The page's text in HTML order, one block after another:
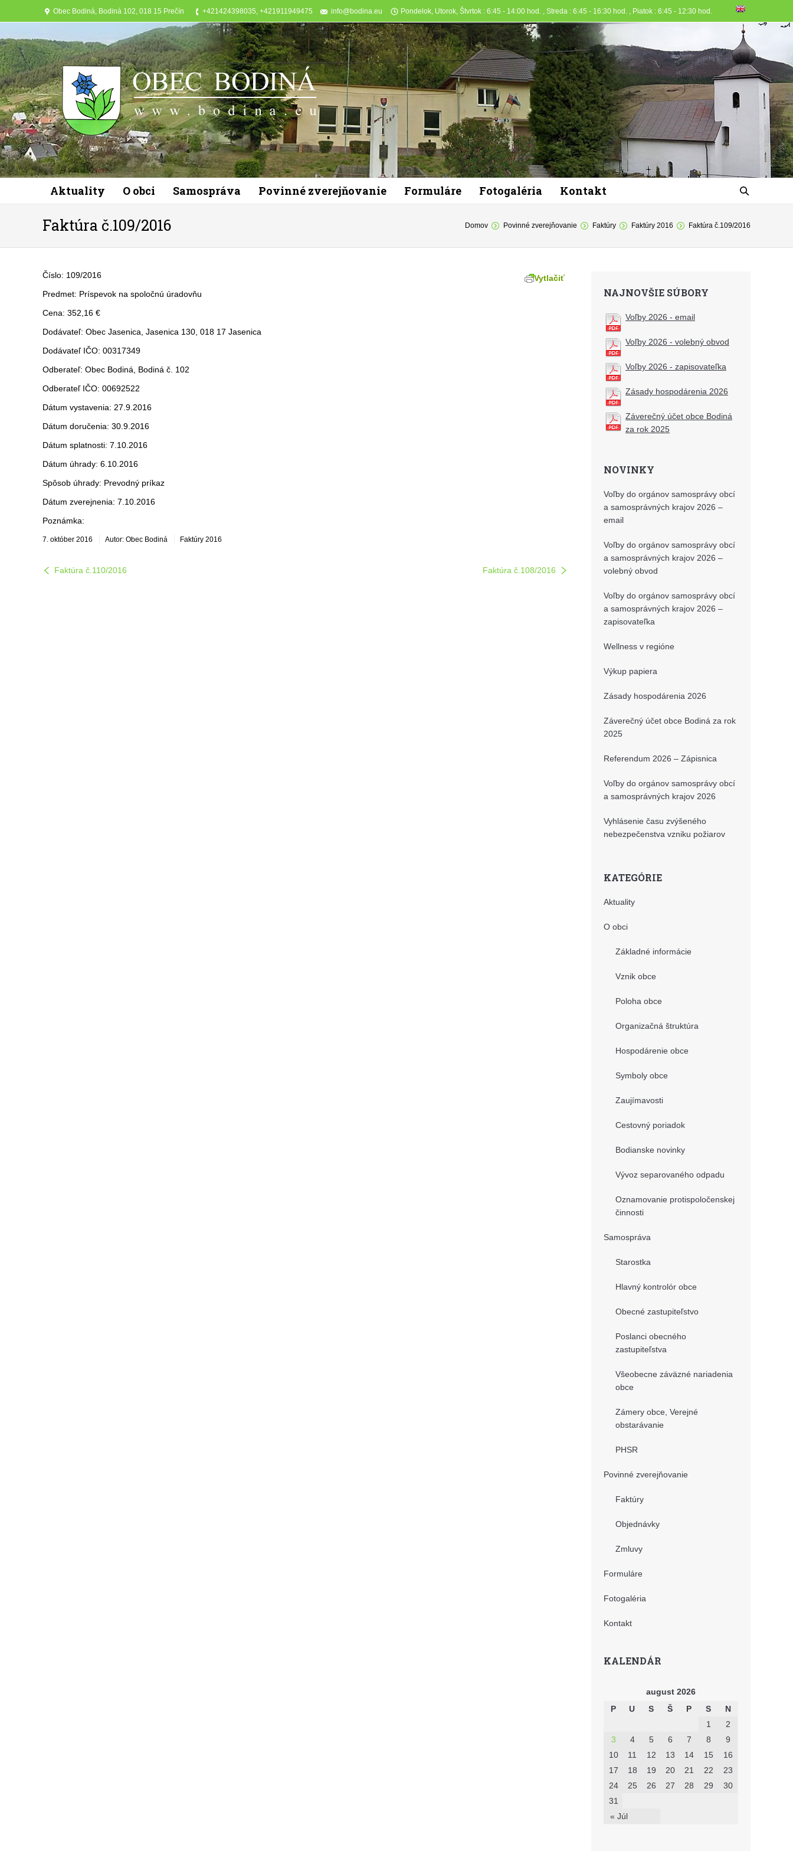
Obec Bodiná, Bodiná 102, 018 15 Prečín +421424398035, +421911949475 info@bodina.eu Pondelok, Utorok, Štvrtok : 6:45 - 14:00 hod. , Streda : 6:45 - 16:30 hod. , Piatok : 6:45 - 12:30 hod.
Aktuality O obci Samospráva Povinné zverejňovanie Formuláre Fotogaléria Kontakt
Faktúra č.109/2016 Domov Povinné zverejňovanie Faktúry Faktúry 2016 Faktúra č.109/2016
Vytlačiť
Číslo: 109/2016
Predmet: Príspevok na spoločnú úradovňu
Cena: 352,16 €
Dodávateľ: Obec Jasenica, Jasenica 130, 018 17 Jasenica
Dodávateľ IČO: 00317349
Odberateľ: Obec Bodiná, Bodiná č. 102
Odberateľ IČO: 00692522
Dátum vystavenia: 27.9.2016
Dátum doručenia: 30.9.2016
Dátum splatnosti: 7.10.2016
Dátum úhrady: 6.10.2016
Spôsob úhrady: Prevodný príkaz
Dátum zverejnenia: 7.10.2016
Poznámka:
7. október 2016 Autor: Obec Bodiná Faktúry 2016
Faktúra č.110/2016 Faktúra č.108/2016
NAJNOVŠIE SÚBORY
Voľby 2026 - email
Voľby 2026 - volebný obvod
Voľby 2026 - zapisovateľka
Zásady hospodárenia 2026
Záverečný účet obce Bodiná
za rok 2025
NOVINKY
Voľby do orgánov samosprávy obcí
a samosprávných krajov 2026 –
email
Voľby do orgánov samosprávy obcí
a samosprávných krajov 2026 –
volebný obvod
Voľby do orgánov samosprávy obcí
a samosprávných krajov 2026 –
zapisovateľka
Wellness v regióne
Výkup papiera
Zásady hospodárenia 2026
Záverečný účet obce Bodiná za rok
2025
Referendum 2026 – Zápisnica
Voľby do orgánov samosprávy obcí
a samosprávných krajov 2026
Vyhlásenie času zvýšeného
nebezpečenstva vzniku požiarov
KATEGÓRIE
Aktuality
O obci
Základné informácie
Vznik obce
Poloha obce
Organizačná štruktúra
Hospodárenie obce
Symboly obce
Zaujímavosti
Cestovný poriadok
Bodianske novinky
Vývoz separovaného odpadu
Oznamovanie protispoločenskej
činnosti
Samospráva
Starostka
Hlavný kontrolór obce
Obecné zastupiteľstvo
Poslanci obecného
zastupiteľstva
Všeobecne záväzné nariadenia
obce
Zámery obce, Verejné
obstarávanie
PHSR
Povinné zverejňovanie
Faktúry
Objednávky
Zmluvy
Formuláre
Fotogaléria
Kontakt
KALENDÁR
august 2026
P
U S Š P S N
« Júl
1
2
3
4 5 6 7 8
9
10
11 12 13 14 15
16
17
18 19 20 21 22
23
24
25 26 27 28 29
30
31